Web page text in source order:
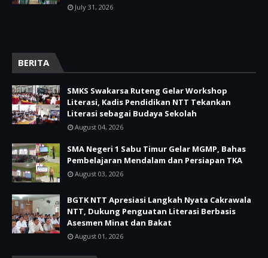
July 31, 2026
BERITA
SMKS Swakarsa Ruteng Gelar Workshop
Literasi, Kadis Pendidikan NTT Tekankan
Literasi sebagai Budaya Sekolah
August 04, 2026
SMA Negeri 1 Sabu Timur Gelar MGMP, Bahas
Pembelajaran Mendalam dan Persiapan TKA
August 03, 2026
BGTK NTT Apresiasi Langkah Nyata Cakrawala
NTT, Dukung Penguatan Literasi Berbasis
Asesmen Minat dan Bakat
August 01, 2026